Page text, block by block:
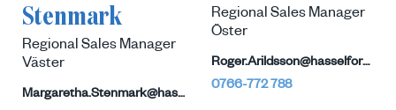
Stenmark
Regional Sales Manager
Väster
Margaretha.Stenmark@hasselforsgarden.se
Regional Sales Manager
Öster
Roger.Arildsson@hasselforsgarden.se
0766-772 788